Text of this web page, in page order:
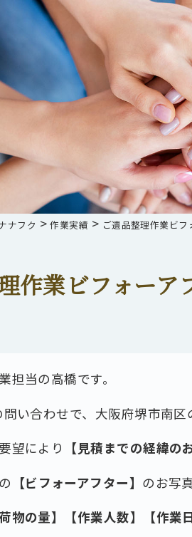
ナフク >作業実績 > ご遺品整理作業ビフ
作業ビフォーア
担当の高橋です。
い合わせで、大阪府堺市南区
望により
【見積までの経緯の
【ビフォーアフター】 のお写
物の量】【作業人数】【作業